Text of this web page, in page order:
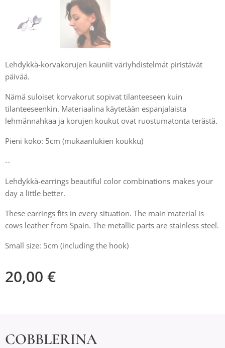
Lehdykkä-korvakorujen kauniit väriyhdistelmät piristävät
päivää.
Nämä suloiset korvakorut sopivat tilanteeseen kuin
tilanteeseenkin. Materiaalina käytetään espanjalaista
lehmännahkaa ja korujen koukut ovat ruostumatonta terästä.
Pieni koko: 5cm (mukaanlukien koukku)
--
Lehdykkä-earrings beautiful color combinations makes your
day a little better.
These earrings fits in every situation. The main material is
cows leather from Spain. The metallic parts are stainless steel.
Small size: 5cm (including the hook)
20,00 €
COBBLERINA